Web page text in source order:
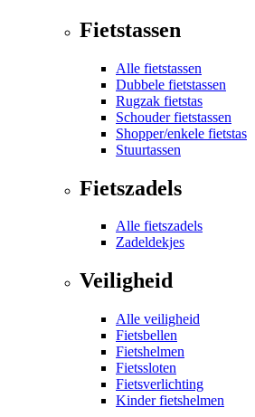
Fietstassen
Alle fietstassen
Dubbele fietstassen
Rugzak fietstas
Schouder fietstassen
Shopper/enkele fietstas
Stuurtassen
Fietszadels
Alle fietszadels
Zadeldekjes
Veiligheid
Alle veiligheid
Fietsbellen
Fietshelmen
Fietssloten
Fietsverlichting
Kinder fietshelmen